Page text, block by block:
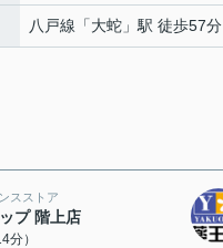
八戸線 「大蛇 」駅 徒歩57分
スストア
プ 階上店
分）